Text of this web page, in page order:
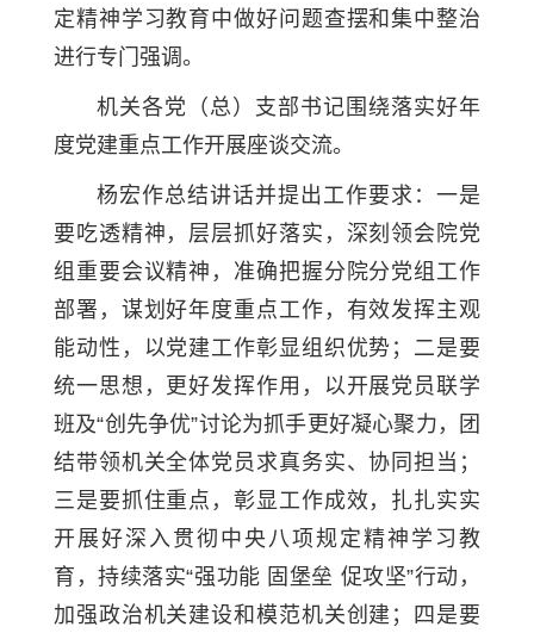
定精神学习教育中做好问题查摆和集中整治
进行专门强调。
机关各党（总）支部书记围绕落实好年
度党建重点工作开展座谈交流。
杨宏作总结讲话并提出工作要求：一是
要吃透精神，层层抓好落实，深刻领会院党
组重要会议精神，准确把握分院分党组工作
部署，谋划好年度重点工作，有效发挥主观
能动性，以党建工作彰显组织优势；二是要
统一思想，更好发挥作用，以开展党员联学
班及“创先争优”讨论为抓手更好凝心聚力，团
结带领机关全体党员求真务实、协同担当；
三是要抓住重点，彰显工作成效，扎扎实实
开展好深入贯彻中央八项规定精神学习教
育，持续落实“强功能 固堡垒 促攻坚”行动，
加强政治机关建设和模范机关创建；四是要